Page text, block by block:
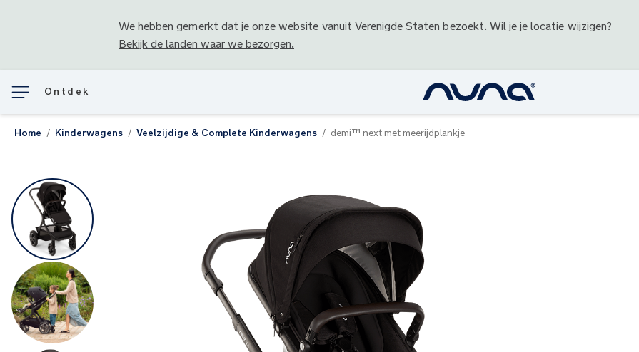
We hebben gemerkt dat je onze website vanuit Verenigde Staten bezoekt. Wil je je locatie wijzigen?
Bekijk de landen waar we bezorgen.
Ontdek
Home Kinderwagens Veelzijdige & Complete Kinderwagens demi™ next met meerijdplankje
naar
het
einde
van
afbeeldingen-
gallerij